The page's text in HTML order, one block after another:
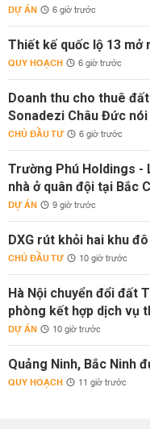
DỰ ÁN 6 giờ trước
Thiết kế quốc lộ 13 mở
QUY HOẠCH 6 giờ trước
Doanh thu cho thuê
Sonadezi Châu Đức nói
CHỦ ĐẦU TƯ 6 giờ trước
Trường Phú Holdings -
nhà ở quân đội tại Bắc
DỰ ÁN 9 giờ trước
DXG rút khỏi hai khu
CHỦ ĐẦU TƯ 10 giờ trước
Hà Nội chuyển đổi đất
phòng kết hợp dịch vụ
DỰ ÁN 10 giờ trước
Quảng Ninh, Bắc Ninh
QUY HOẠCH 11 giờ trước